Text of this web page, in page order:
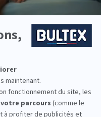
solutions
: lit enfant,
parentale. Objectif :
personnes
2025. Institut
magasin.